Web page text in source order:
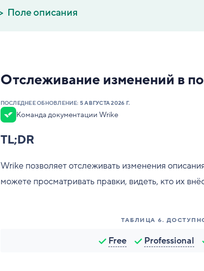
Поле описания
Отслеживание изменений в
ПОСЛЕДНЕЕ ОБНОВЛЕНИЕ: 5 АВГУСТА 2026 Г.
Команда документации Wrike
TL;DR
Wrike позволяет отслеживать изменения
можете просматривать правки, видеть, кто их
ТАБЛИЦА 6.
Free Professional